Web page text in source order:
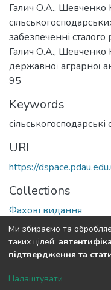
Галич О.А., Шевченко
забезпеченні
Галич О.А., Шевченко
державної аграрної
95
Keywords
URI
https://
Collections
Фахові видання
Full item page
DSpace software
Ми збираємо та
таких цілей:
підтвердження та
Налаштувати